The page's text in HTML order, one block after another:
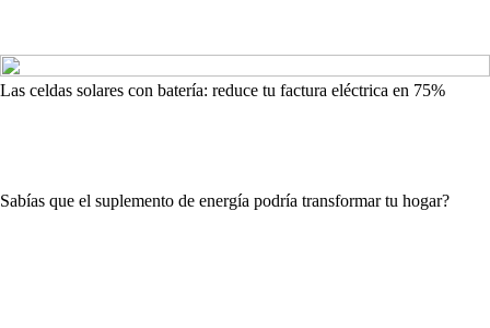
Las celdas solares con batería: reduce tu factura eléctrica en 75%
Sabías que el suplemento de energía podría transformar tu hogar?